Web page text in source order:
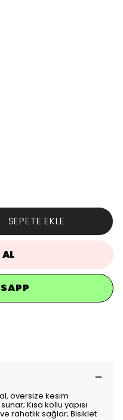
SEPETE EKLE
oversize kesim
Kısa kollu yapısı
rahatlık sağlar; Bisiklet